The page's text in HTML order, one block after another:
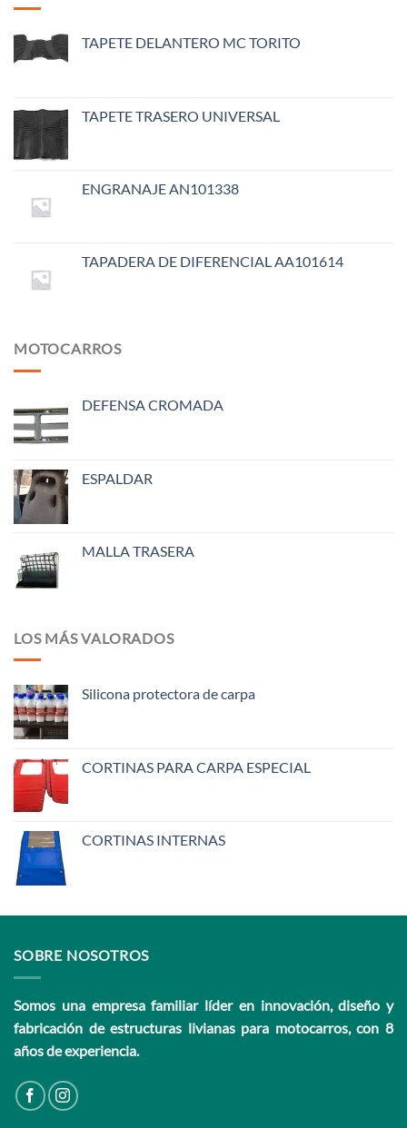
TAPETE DELANTERO MC TORITO
TAPETE TRASERO UNIVERSAL
ENGRANAJE AN101338
TAPADERA DE DIFERENCIAL AA101614
MOTOCARROS
DEFENSA CROMADA
ESPALDAR
MALLA TRASERA
LOS MÁS VALORADOS
Silicona protectora de carpa
CORTINAS PARA CARPA ESPECIAL
CORTINAS INTERNAS
SOBRE NOSOTROS
Somos una empresa familiar líder en innovación, diseño y
fabricación de estructuras livianas para motocarros, con 8
años de experiencia.